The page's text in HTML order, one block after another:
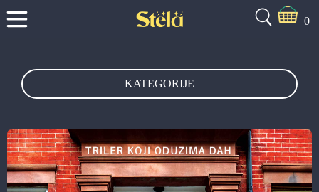
0
KATEGORIJE